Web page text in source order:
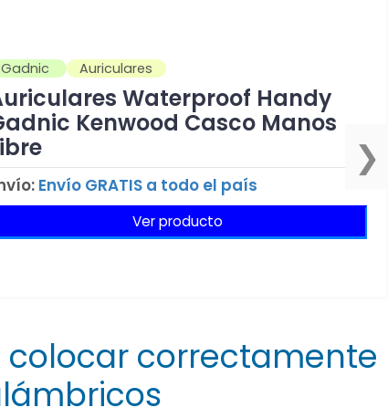
Gadnic Auriculares
Waterproof Handy
Kenwood Casco Manos
Envío GRATIS a todo el país
Ver producto
❯
colocar correctamente